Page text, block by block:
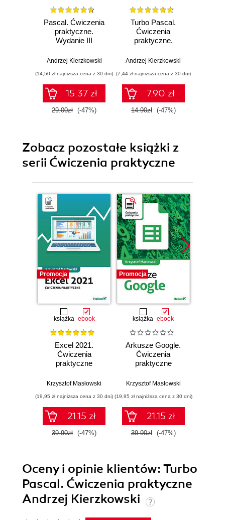
Pascal. Ćwiczenia
praktyczne.
Wydanie III
Andrzej Kierzkowski
(14,50 zł najniższa cena z 30 dni)
15.37 zł
29.00zł (-47%)
Turbo Pascal.
Ćwiczenia
praktyczne.
Andrzej Kierzkowski
(7,44 zł najniższa cena z 30 dni)
7.90 zł
14.90zł (-47%)
Zobacz pozostałe książki z
serii Ćwiczenia praktyczne
Promocja
książka ebook
Excel 2021.
Ćwiczenia
praktyczne
Krzysztof Masłowski
(19,95 zł najniższa cena z 30 dni)
21.15 zł
39.90zł (-47%)
Promocja
książka ebook
Arkusze Google.
Ćwiczenia
praktyczne
Krzysztof Masłowski
(19,95 zł najniższa cena z 30 dni)
21.15 zł
39.90zł (-47%)
Oceny i opinie klientów: Turbo
Pascal. Ćwiczenia praktyczne
Andrzej Kierzkowski